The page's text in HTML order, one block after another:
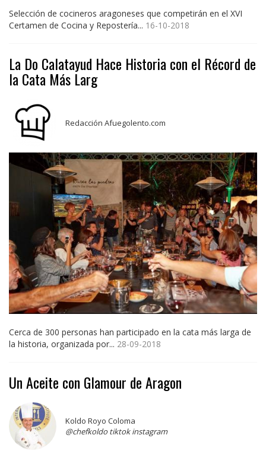
Selección de cocineros aragoneses que competirán en el XVI
Certamen de Cocina y Repostería... 16-10-2018
La Do Calatayud Hace Historia con el Récord de
la Cata Más Larg
Redacción Afuegolento.com
Cerca de 300 personas han participado en la cata más larga de
la historia, organizada por... 28-09-2018
Un Aceite con Glamour de Aragon
Koldo Royo Coloma
@chefkoldo tiktok instagram